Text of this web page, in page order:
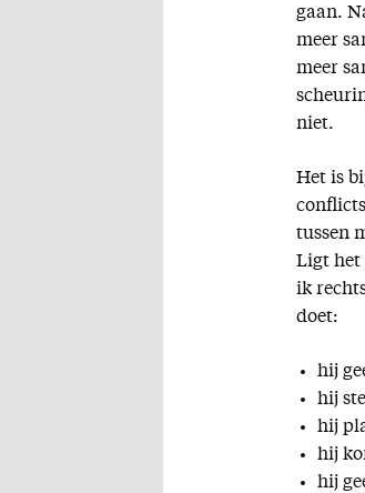
gaan.
meer
meer
niet.
Het is
tussen
Ligt het
ik
doet:
hij
hij
hij
hij
hij